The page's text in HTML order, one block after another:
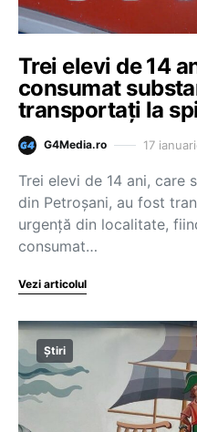
Trei elevi de 14
consumat
transportați la
G4Media.ro 17
Trei elevi de 14 ani, care
din Petroşani, au fost
urgenţă din localitate,
consumat…
Vezi articolul
Știri